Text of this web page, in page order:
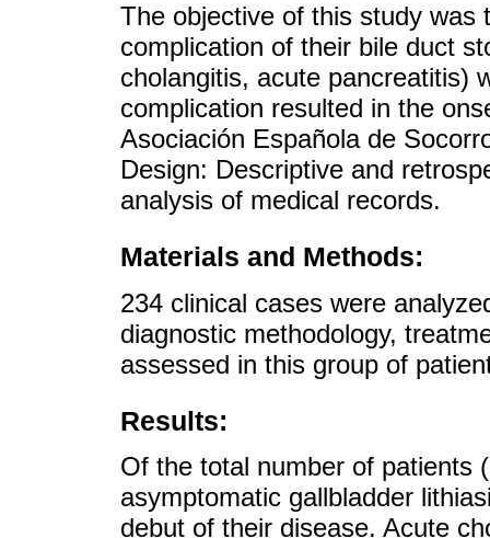
The objective of this study was
complication of their bile duct
cholangitis, acute pancreatitis)
complication resulted in the
Asociación Española de
Design: Descriptive and
analysis of medical records.
Materials and Methods:
234 clinical cases were
diagnostic methodology,
assessed in this group of
Results:
Of the total number of patients
asymptomatic gallbladder
debut of their disease. Acute